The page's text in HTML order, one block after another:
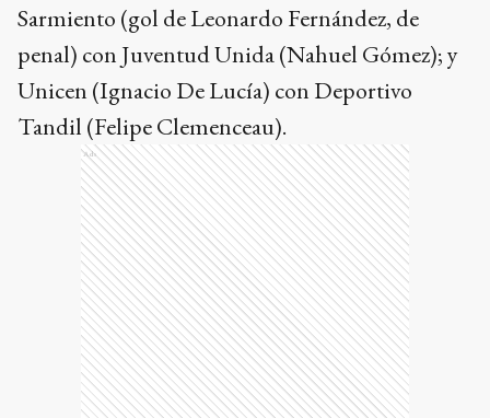
Sarmiento (gol de Leonardo Fernández, de
penal) con Juventud Unida (Nahuel Gómez); y
Unicen (Ignacio De Lucía) con Deportivo
Tandil (Felipe Clemenceau).
Ads